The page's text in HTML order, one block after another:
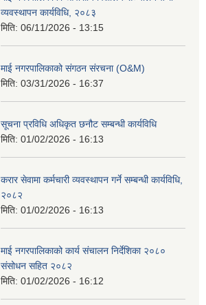
व्यवस्थापन कार्यविधि, २०८३
मिति: 06/11/2026 - 13:15
माई नगरपालिकाको संगठन संरचना (O&M)
मिति: 03/31/2026 - 16:37
सूचना प्रविधि अधिकृत छनौट सम्बन्धी कार्यविधि
मिति: 01/02/2026 - 16:13
करार सेवामा कर्मचारी व्यवस्थापन गर्ने सम्बन्धी कार्यविधि,
२०८२
मिति: 01/02/2026 - 16:13
माई नगरपालिकाको कार्य संचालन निर्देशिका २०८०
संसोधन सहित २०८२
मिति: 01/02/2026 - 16:12